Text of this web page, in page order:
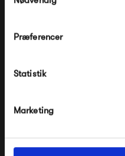
Præferencer
Statistik
Marketing
Chair Seat Pad
*Ved at tilmelde dig accepterer